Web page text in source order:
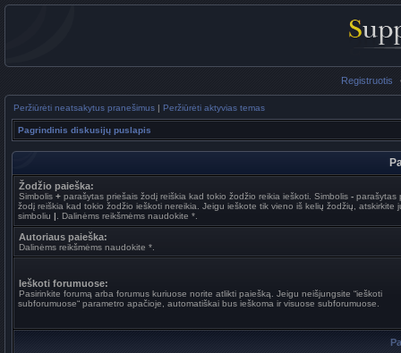
Registruotis
Peržiūrėti neatsakytus pranešimus | Peržiūrėti aktyvias temas
Pagrindinis diskusijų puslapis
Žodžio paieška:
Simbolis + parašytas priešais žodį reiškia kad tokio žodžio reikia ieškoti. Simbolis - parašytas
žodį reiškia kad tokio žodžio ieškoti nereikia. Jeigu ieškote tik vieno iš kelių žodžių, atskirkite
simboliu | . Dalinėms reikšmėms naudokite *.
Autoriaus paieška:
Dalinėms reikšmėms naudokite *.
Ieškoti forumuose:
Pasirinkite forumą arba forumus kuriuose norite atlikti paiešką. Jeigu neišjungsite “ieškoti
subforumuose“ parametro apačioje, automatiškai bus ieškoma ir visuose subforumuose.